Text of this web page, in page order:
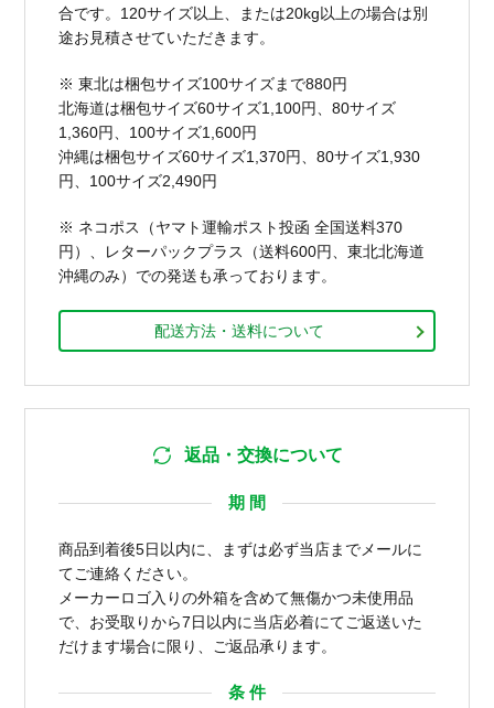
合です。120サイズ以上、または20kg以上の場合は別
途お見積させていただきます。
※ 東北は梱包サイズ100サイズまで880円
北海道は梱包サイズ60サイズ1,100円、80サイズ
1,360円、100サイズ1,600円
沖縄は梱包サイズ60サイズ1,370円、80サイズ1,930
円、100サイズ2,490円
※ ネコポス（ヤマト運輸ポスト投函 全国送料370
円）、レターパックプラス（送料600円、東北北海道
沖縄のみ）での発送も承っております。
配送方法・送料について
返品・交換について
期 間
商品到着後5日以内に、まずは必ず当店までメールに
てご連絡ください。
メーカーロゴ入りの外箱を含めて無傷かつ未使用品
で、お受取りから7日以内に当店必着にてご返送いた
だけます場合に限り、ご返品承ります。
条 件